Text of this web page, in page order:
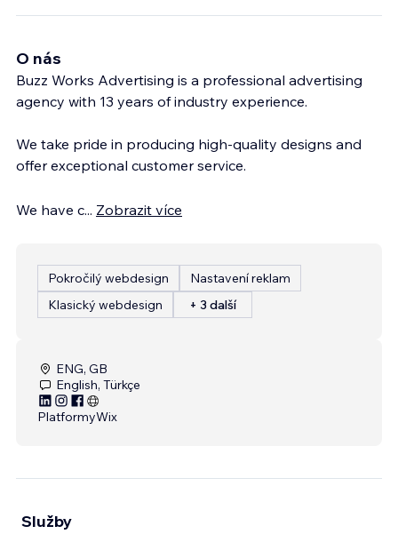
O nás
Buzz Works Advertising is a professional advertising
agency with 13 years of industry experience.
We take pride in producing high-quality designs and
offer exceptional customer service.
We have c... Zobrazit více
Pokročilý webdesign
Nastavení reklam
Klasický webdesign
+ 3 další
ENG, GB
English, Türkçe
PlatformyWix
Služby